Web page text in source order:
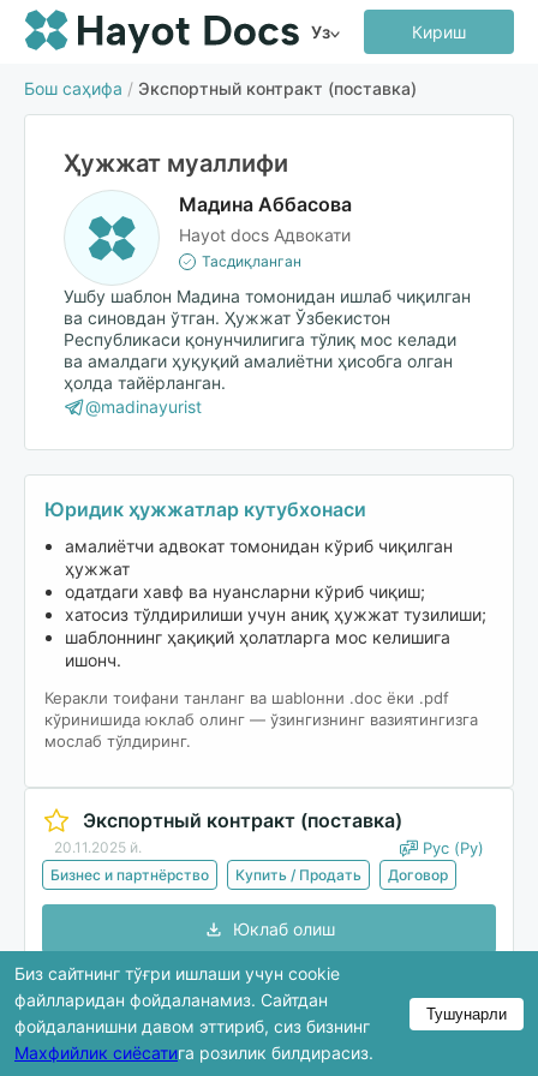
Уз Кириш
Бош саҳифа / Экспортный контракт (поставка)
Ҳужжат муаллифи
Мадина Аббасова
Hayot docs Адвокати
Тасдиқланган
Ушбу шаблон Мадина томонидан ишлаб чиқилган
ва синовдан ўтган. Ҳужжат Ўзбекистон
Республикаси қонунчилигига тўлиқ мос келади
ва амалдаги ҳуқуқий амалиётни ҳисобга олган
ҳолда тайёрланган.
@madinayurist
Юридик ҳужжатлар кутубхонаси
амалиётчи адвокат томонидан кўриб чиқилган
ҳужжат
одатдаги хавф ва нуансларни кўриб чиқиш;
хатосиз тўлдирилиши учун аниқ ҳужжат тузилиши;
шаблоннинг ҳақиқий ҳолатларга мос келишига
ишонч.
Керакли тоифани танланг ва шablонни .doc ёки .pdf
кўринишида юклаб олинг — ўзингизнинг вазиятингизга
мослаб тўлдиринг.
Экспортный контракт (поставка)
20.11.2025 й. Рус (Ру)
Бизнес и партнёрство Купить / Продать Договор
Юклаб олиш
Кўриб чиқишда ҳужжатнинг фақат бир қисми
кўрсатилади. Тўлиқ версия юклаб олингандан кейин
мавжуд бўлади.
Биз сайтнинг тўғри ишлаши учун cookie
файлларидан фойдаланамиз. Сайтдан
фойдаланишни давом эттириб, сиз бизнинг
Махфийлик сиёсатига розилик билдирасиз.
Тушунарли